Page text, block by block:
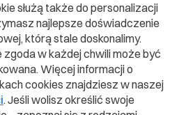
w naszym słowniku.
czym dokładnie jest
służą także do personalizacji
najlepsze doświadczenie
którą stale doskonalimy.
zgoda w każdej chwili może być
Więcej informacji o
cookies znajdziesz w naszej
. Jeśli wolisz określić swoje